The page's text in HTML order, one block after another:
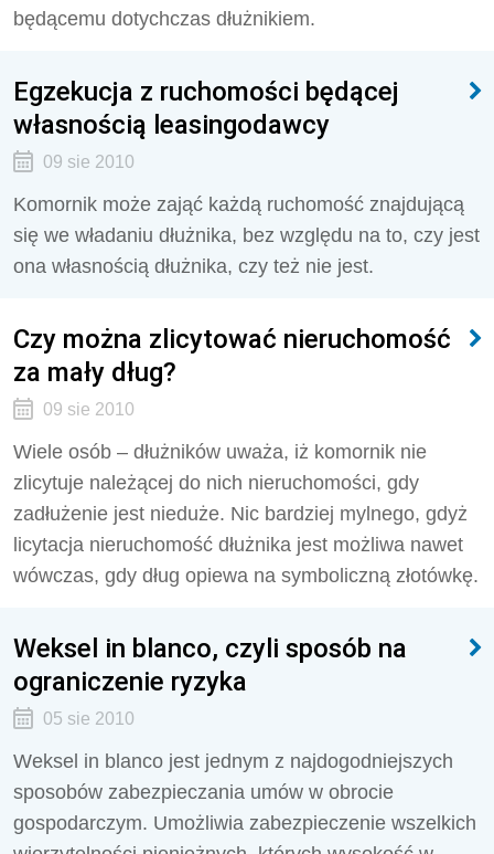
będącemu dotychczas dłużnikiem.
Egzekucja z ruchomości będącej
własnością leasingodawcy
09 sie 2010
Komornik może zająć każdą ruchomość znajdującą
się we władaniu dłużnika, bez względu na to, czy jest
ona własnością dłużnika, czy też nie jest.
Czy można zlicytować nieruchomość
za mały dług?
09 sie 2010
Wiele osób – dłużników uważa, iż komornik nie
zlicytuje należącej do nich nieruchomości, gdy
zadłużenie jest nieduże. Nic bardziej mylnego, gdyż
licytacja nieruchomość dłużnika jest możliwa nawet
wówczas, gdy dług opiewa na symboliczną złotówkę.
Weksel in blanco, czyli sposób na
ograniczenie ryzyka
05 sie 2010
Weksel in blanco jest jednym z najdogodniejszych
sposobów zabezpieczania umów w obrocie
gospodarczym. Umożliwia zabezpieczenie wszelkich